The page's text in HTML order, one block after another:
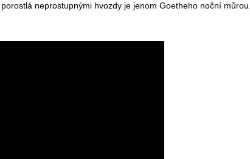
neprostupnými hvozdy je jenom Goetheho noční